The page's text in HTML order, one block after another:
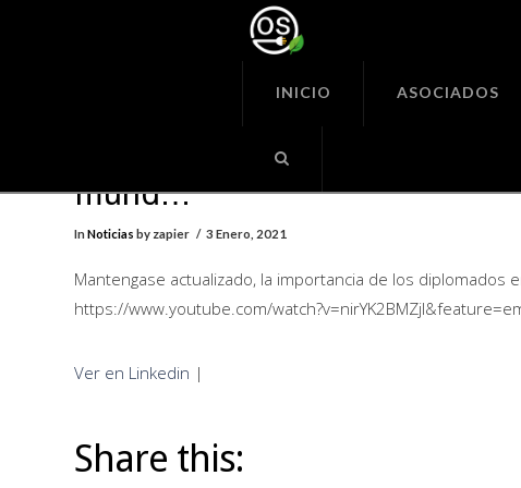
Seguras
INICIO ASOCIADOS
Mantengase actualizado, la
importancia de los diplomados
mund…
InNoticias by zapier 3 Enero, 2021
Mantengase actualizado, la importancia de los diplomados
https://www.youtube.com/
Ver en Linkedin |
Share this: